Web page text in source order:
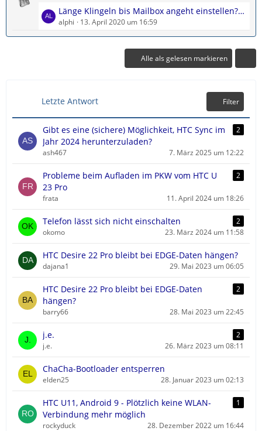
t
r
ä
t
e
B
g
e
L
e
t
i
t
r
ä
g
Länge Klingeln bis Mailbox angeht einstellen????
alphi 13. April 2020 um 16:59
Alle als gelesen markieren
Letzte Antwort Filter
Gibt es eine (sichere) Möglichkeit, HTC Sync im
Jahr 2024 herunterzuladen?
2
ash467 7. März 2025 um 12:22
Probleme beim Aufladen im PKW vom HTC U
23 Pro
2
frata 11. April 2024 um 18:26
Telefon lässt sich nicht einschalten
2
okomo
23. März 2024 um 11:58
HTC Desire 22 Pro bleibt bei EDGE-Daten hängen?
dajana1 29. Mai 2023 um 06:05
HTC Desire 22 Pro bleibt bei EDGE-Daten
hängen?
2
barry66 28. Mai 2023 um 22:45
j.e.
2
j.e.
26. März 2023 um 08:11
ChaCha-Bootloader entsperren
elden25 28. Januar 2023 um 02:13
HTC U11, Android 9 - Plötzlich keine WLAN-
Verbindung mehr möglich
1
rockyduck 28. Dezember 2022 um 16:44